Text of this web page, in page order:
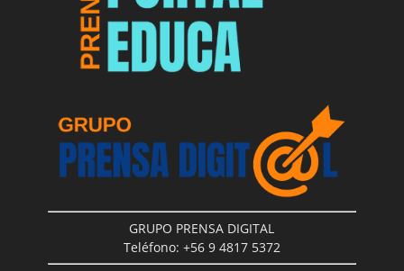
GRUPO PRENSA DIGITAL
Teléfono: +56 9 4817 5372